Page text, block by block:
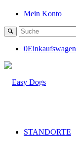
Mein Konto
0Einkaufswagen
STANDORTE